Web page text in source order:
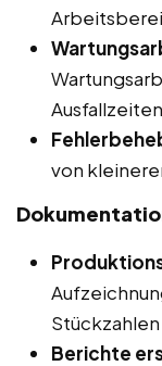
von
Berichte